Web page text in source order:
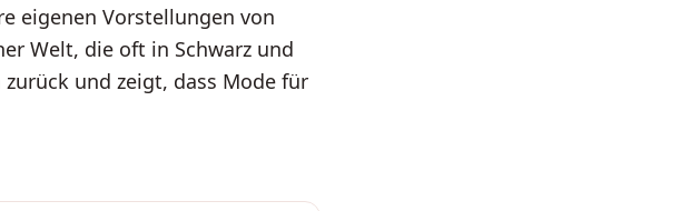
eigenen Vorstellungen von
Welt, die oft in Schwarz und
zurück und zeigt, dass Mode für